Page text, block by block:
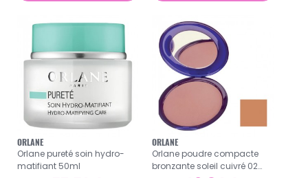
ORLANE
Orlane pureté soin hydro-
matifiant 50ml
ORLANE
Orlane poudre compacte
bronzante soleil cuivré 02